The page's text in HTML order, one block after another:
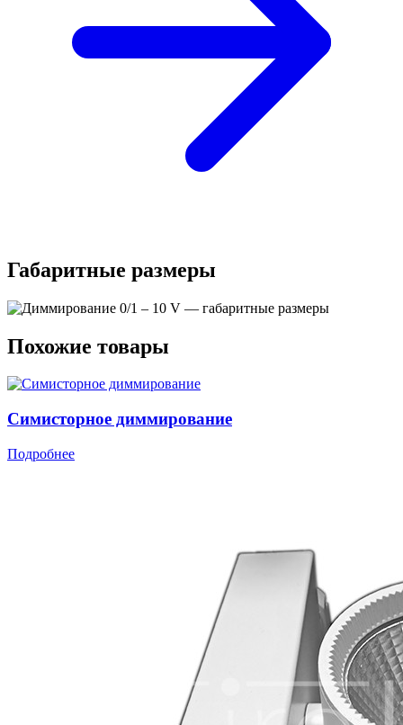
Габаритные размеры
Похожие товары
Симисторное диммирование
Подробнее